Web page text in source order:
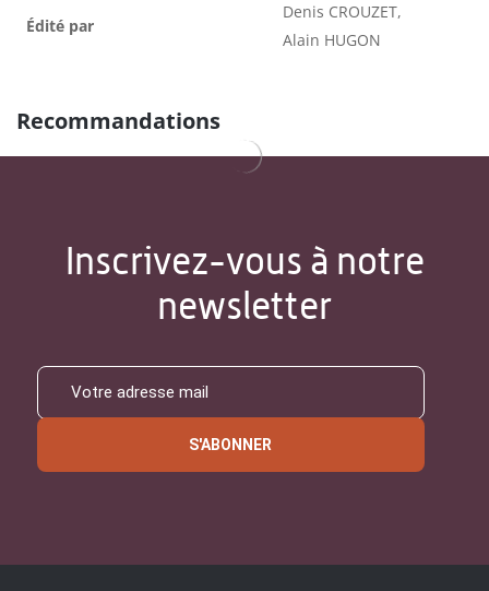
Édité par
Denis CROUZET,
Alain HUGON
Recommandations
Inscrivez-vous à notre
newsletter
S'ABONNER